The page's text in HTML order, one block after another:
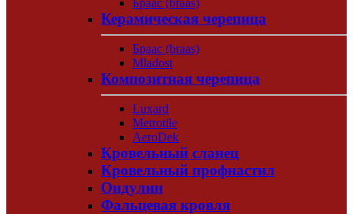
Браас (braas)
Керамическая черепица
Браас (braas)
Mladost
Композитная черепица
Luxard
Metrotile
AeroDek
Кровельный сланец
Кровельный профнастил
Ондулин
Фальцевая кровля